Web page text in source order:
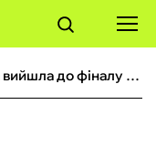
Українка вийшла до фіналу чемпіонату світу з боротьби: вона змагатиметься за світове золото вперше з 2017 року